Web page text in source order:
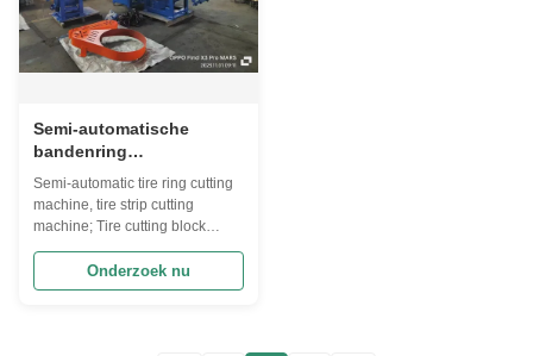
Semi-automatische
bandenring
bandenbandenbandenbandenbanden
bloksnijmachine drie
geïntegreerd
Semi-automatic tire ring cutting
machine, tire strip cutting
machine; Tire cutting block
machine Product Description:
The Waste Tire Rubber Powder
Onderzoek nu